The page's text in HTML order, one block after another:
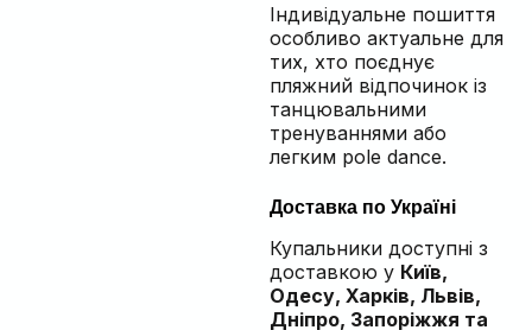
Індивідуальне пошиття
особливо актуальне для
тих, хто поєднує
пляжний відпочинок із
танцювальними
тренуваннями або
легким pole dance.
Доставка по Україні
Купальники доступні з
доставкою у Київ,
Одесу, Харків, Львів,
Дніпро, Запоріжжя та